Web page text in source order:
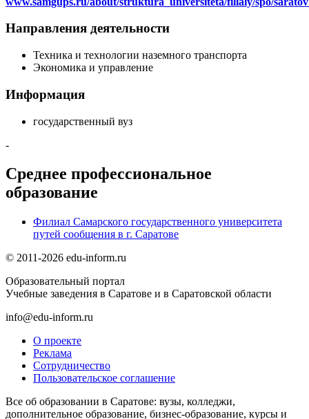
Направления деятельности
Техника и технологии наземного транспорта
Экономика и управление
Информация
государственный вуз
-
Среднее профессиональное
образование
Филиал Самарского государственного университета
путей сообщения в г. Саратове
© 2011-2026 edu-inform.ru
Образовательный портал
Учебные заведения в Саратове и в Саратовской области
info@edu-inform.ru
О проекте
Реклама
Сотрудничество
Пользовательское соглашение
Все об образовании в Саратове: вузы, колледжи,
дополнительное образование, бизнес-образование, курсы и